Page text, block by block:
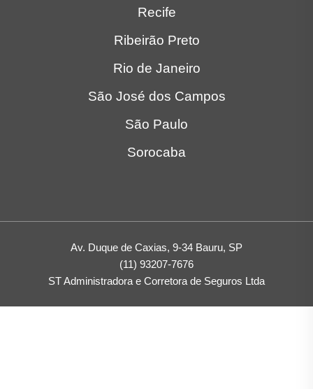
Recife
Ribeirão Preto
Rio de Janeiro
São José dos Campos
São Paulo
Sorocaba
Av. Duque de Caxias, 9-34 Bauru, SP
(11) 93207-7676
ST Administradora e Corretora de Seguros Ltda